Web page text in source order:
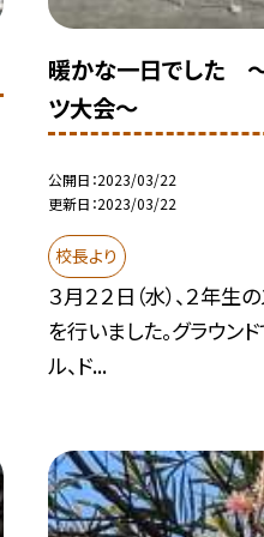
暖かな一日でした
ツ大会〜
公開日 2023/03/22
更新日 2023/03/22
校長より
３月２２日（水）、２年
を行いました。グラウン
ル、ド...